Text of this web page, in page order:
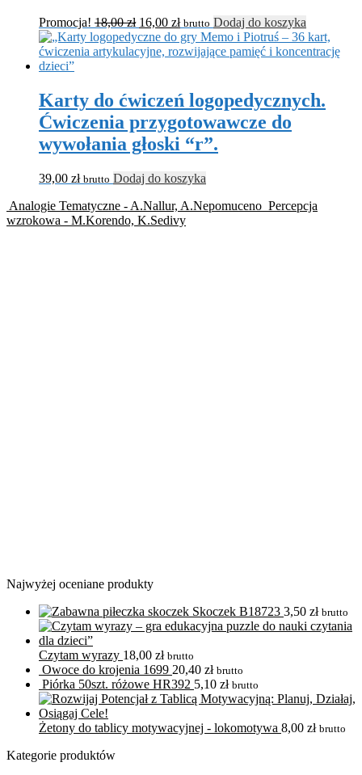
Promocja! 18,00zł 16,00 zł brutto Dodaj do koszyka
Karty do ćwiczeń logopedycznych.
Ćwiczenia przygotowawcze do
wywołania głoski “r”.
39,00 zł brutto Dodaj do koszyka
Analogie Tematyczne - A.Nallur, A.Nepomuceno Percepcja
wzrokowa - M.Korendo, K.Sedivy
Najwyżej oceniane produkty
Skoczek B18723 3,50 zł brutto
Czytam wyrazy 18,00 zł brutto
Owoce do krojenia 1699 20,40 zł brutto
Piórka 50szt. różowe HR392 5,10 zł brutto
Żetony do tablicy motywacyjnej - lokomotywa 8,00 zł brutto
Kategorie produktów